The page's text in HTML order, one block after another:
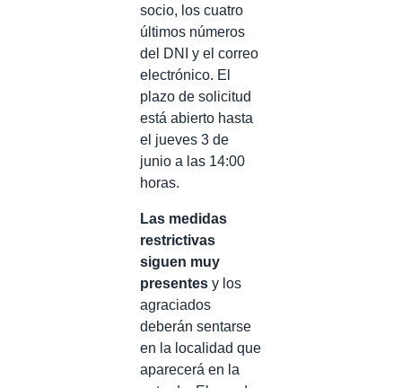
socio, los cuatro
últimos números
del DNI y el correo
electrónico. El
plazo de solicitud
está abierto hasta
el jueves 3 de
junio a las 14:00
horas.
Las medidas
restrictivas
siguen muy
presentes y los
agraciados
deberán sentarse
en la localidad que
aparecerá en la